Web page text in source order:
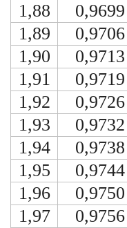
1,88
0,9699
1,89
0,9706
1,90
0,9713
1,91
0,9719
1,92
0,9726
1,93
0,9732
1,94
0,9738
1,95
0,9744
1,96
0,9750
1,97
0,9756